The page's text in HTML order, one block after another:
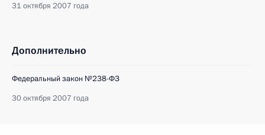
31 октября 2007 года
Дополнительно
Федеральный закон №238-ФЗ
30 октября 2007 года